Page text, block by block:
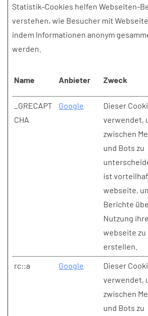
Statistik-Cookies helfen Webseiten-
verstehen, wie Besucher mit
indem Informationen anonym
werden.
Name Anbieter Zweck
_GRECAPT
CHA
Google
Dieser
verwendet,
zwischen
und Bots zu
ist
webseite,
Berichte
Nutzung
webseite zu
erstellen.
rc::a Google
Dieser
verwendet,
zwischen
und Bots zu